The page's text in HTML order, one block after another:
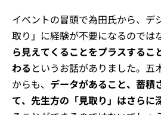
イベントの冒頭で為田氏から、デ
取り」に経験が不要になるのでは
ら見えてくることをプラスするこ
わる というお話がありました。五
からも、 データがあること、蓄積
て、先生方の「見取り」はさらに